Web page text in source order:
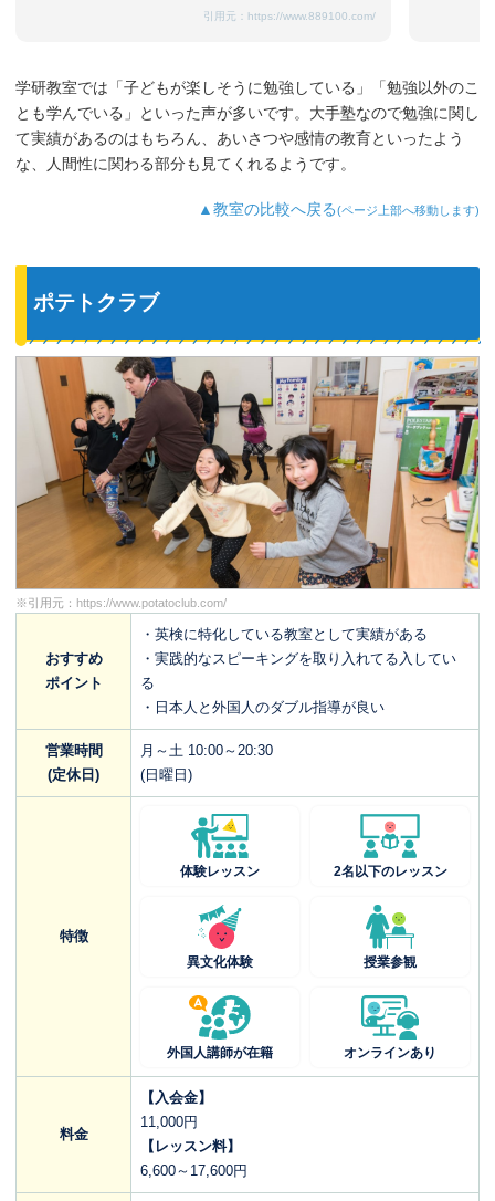
引用元： https://www.889100.com/
学研教室では「子どもが楽しそうに勉強している」「勉強以外のこ
とも学んでいる」といった声が多いです。大手塾なので勉強に関し
て実績があるのはもちろん、あいさつや感情の教育といったよう
な、人間性に関わる部分も見てくれるようです。
▲教室の比較へ戻る(ページ上部へ移動します)
ポテトクラブ
※引用元： https://www.potatoclub.com/
おすすめ
ポイント
・英検に特化している教室として実績がある
・実践的なスピーキングを取り入れてる入してい
る
・日本人と外国人のダブル指導が良い
営業時間
(定休日)
月～土 10:00～20:30
(日曜日)
特徴
体験レッスン 2名以下のレッスン
異文化体験 授業参観
外国人講師が在籍 オンラインあり
料金
【入会金】
11,000円
【レッスン料】
6,600～17,600円